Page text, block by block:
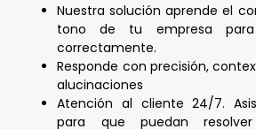
Nuestra solución aprende el
tono de tu empresa
correctamente.
Responde con precisión,
alucinaciones
Atención al cliente 24/7.
para que puedan